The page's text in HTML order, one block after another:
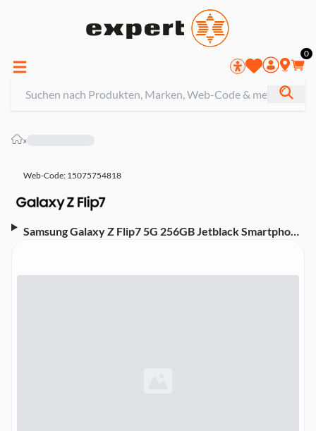
0
»
Web-Code: 15075754818
Samsung Galaxy Z Flip7 5G 256GB Jetblack Smartphone